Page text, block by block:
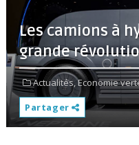
Les camions à
grande
Actualités,Economie
Partager